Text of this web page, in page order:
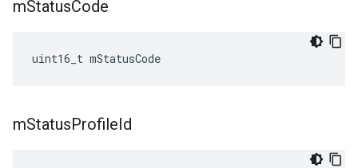
mStatusCode
uint16_t mStatusCode
mStatusProfileId